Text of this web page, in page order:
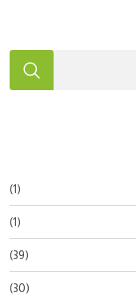
(1)
(1)
(39)
(30)